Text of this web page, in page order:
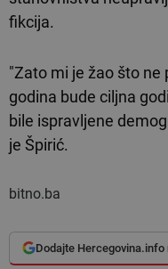
fikcija.
"Zato mi je žao što ne
godina bude ciljna
bile ispravljene
je Špirić.
bitno.ba
Dodajte